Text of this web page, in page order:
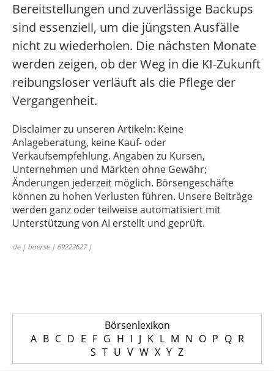
Bereitstellungen und zuverlässige Backups
sind essenziell, um die jüngsten Ausfälle
nicht zu wiederholen. Die nächsten Monate
werden zeigen, ob der Weg in die KI-Zukunft
reibungsloser verläuft als die Pflege der
Vergangenheit.
Disclaimer zu unseren Artikeln: Keine
Anlageberatung, keine Kauf- oder
Verkaufsempfehlung. Angaben zu Kursen,
Unternehmen und Märkten ohne Gewähr;
Änderungen jederzeit möglich. Börsengeschäfte
können zu hohen Verlusten führen. Unsere Beiträge
werden ganz oder teilweise automatisiert mit
Unterstützung von AI erstellt und geprüft.
de | boerse | 69222627 |
Börsenlexikon
A B C D E F G H I J K L M N O P Q R
S T U V W X Y Z